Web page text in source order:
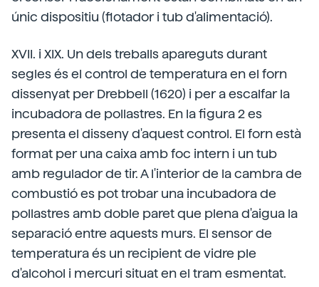
únic dispositiu (flotador i tub d'alimentació).
XVII. i XIX. Un dels treballs apareguts durant
segles és el control de temperatura en el forn
dissenyat per Drebbell (1620) i per a escalfar la
incubadora de pollastres. En la figura 2 es
presenta el disseny d'aquest control. El forn està
format per una caixa amb foc intern i un tub
amb regulador de tir. A l'interior de la cambra de
combustió es pot trobar una incubadora de
pollastres amb doble paret que plena d'aigua la
separació entre aquests murs. El sensor de
temperatura és un recipient de vidre ple
d'alcohol i mercuri situat en el tram esmentat.